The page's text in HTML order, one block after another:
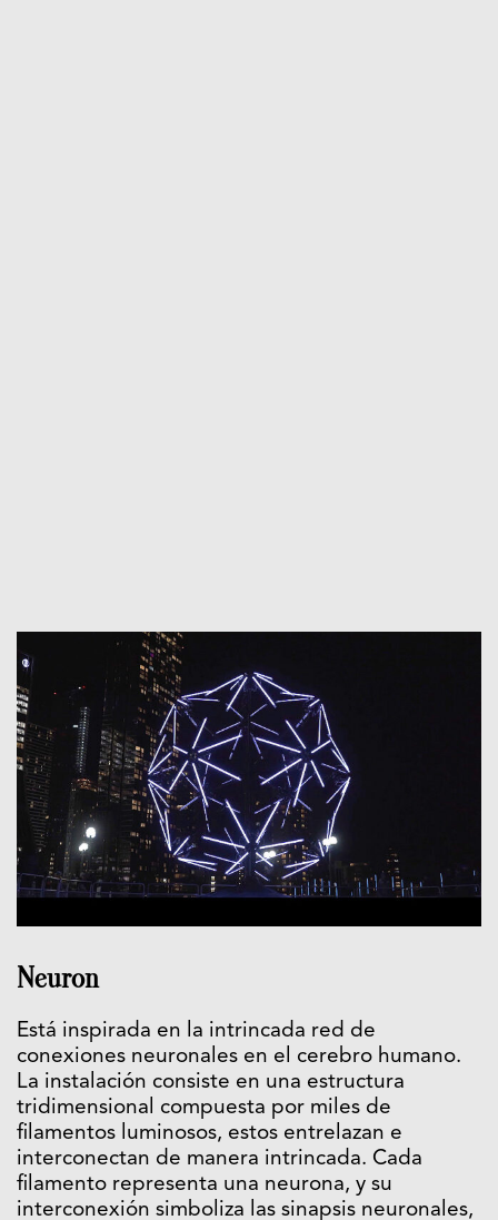
Neuron
Está inspirada en la intrincada red de
conexiones neuronales en el cerebro humano.
La instalación consiste en una estructura
tridimensional compuesta por miles de
filamentos luminosos, estos entrelazan e
interconectan de manera intrincada. Cada
filamento representa una neurona, y su
interconexión simboliza las sinapsis neuronales,